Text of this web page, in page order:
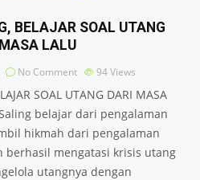
BELAJAR SOAL UTANG
LALU
No Comment 94Views
SOAL UTANG DARI MASA
belajar dari pengalaman
hikmah dari pengalaman
berhasil mengatasi krisis utang
utangnya dengan